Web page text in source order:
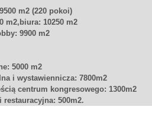
m2 (220 pokoi)
m2,biura: 10250 m2
9900 m2
5000 m2
i wystawiennicza: 7800m2
centrum kongresowego: 1300m2
restauracyjna: 500m2.